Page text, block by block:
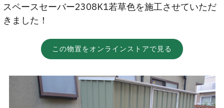
スペースセーバー2308K1若草色を施工させていただ
きました！
この物置をオンラインストアで見る